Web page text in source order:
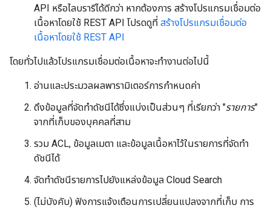
API หรือไลบรารีได้ดีกว่า หากต้องการ สร้างโปรแกรมเชื่อมต่อ
เนื้อหาโดยใช้ REST API โปรดดูที่ สร้างโปรแกรมเชื่อมต่อ
เนื้อหาโดยใช้ REST API
โดยทั่วไปแล้วโปรแกรมเชื่อมต่อเนื้อหาจะทำงานต่อไปนี้
อ่านและประมวลผลพารามิเตอร์การกำหนดค่า
ดึงข้อมูลที่จัดทำดัชนีได้ซึ่งแบ่งเป็นส่วนๆ ที่เรียกว่า "รายการ"
จากที่เก็บของบุคคลที่สาม
รวม ACL, ข้อมูลเมตา และข้อมูลเนื้อหาไว้ในรายการที่จัดทำ
ดัชนีได้
จัดทำดัชนีรายการไปยังแหล่งข้อมูล Cloud Search
(ไม่บังคับ) ฟังการแจ้งเตือนการเปลี่ยนแปลงจากที่เก็บ การ